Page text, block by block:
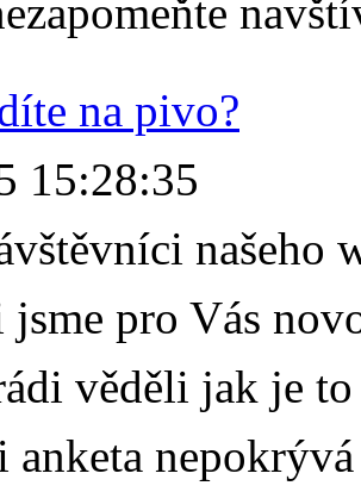
na pivo?
15:28:35
našeho
pro Vás
věděli jak je
anketa